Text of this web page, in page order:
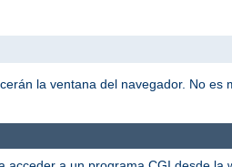
la ventana del navegador. No es